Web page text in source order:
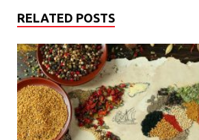
RELATED POSTS